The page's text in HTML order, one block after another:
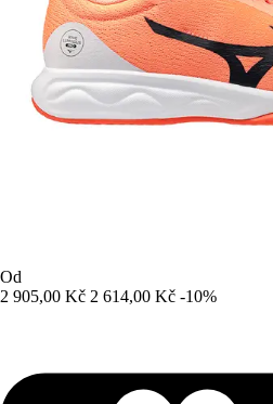
Od
2 905,00 Kč 2 614,00 Kč -10%